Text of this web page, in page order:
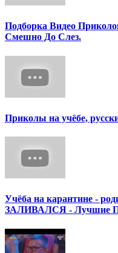
Подборка Видео
Смешно До Слез.
Приколы на учёбе,
Учёба на карантине -
ЗАЛИВАЛСЯ - Лучшие